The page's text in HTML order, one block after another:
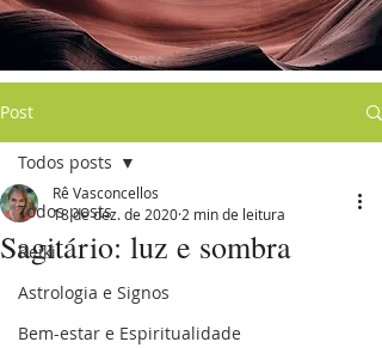
Post
Todos posts
Reiki
Astrologia e Signos
Bem-estar e Espiritualidade
Todos posts
Sagitário: luz e sombra
Rê Vasconcellos
18 de dez. de 2020 2 min de leitura